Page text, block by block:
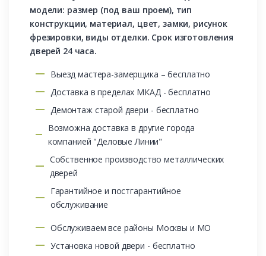
модели: размер (под ваш проем), тип
конструкции, материал, цвет, замки, рисунок
фрезировки, виды отделки. Срок изготовления
дверей 24 часа.
Выезд мастера-замерщика – бесплатно
Доставка в пределах МКАД - бесплатно
Демонтаж старой двери - бесплатно
Возможна доставка в другие города
компанией "Деловые Линии"
Собственное производство металлических
дверей
Гарантийное и постгарантийное
обслуживание
Обслуживаем все районы Москвы и МО
Установка новой двери - бесплатно